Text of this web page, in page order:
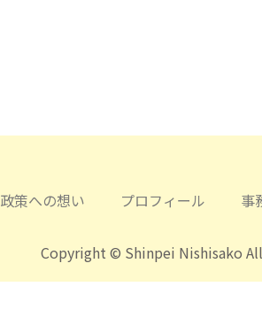
政策への想い プロフィール 事
Copyright © Shinpei Nishisako